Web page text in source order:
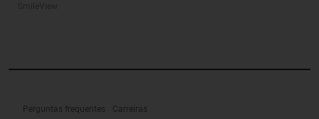
Perguntas frequentes Carreiras